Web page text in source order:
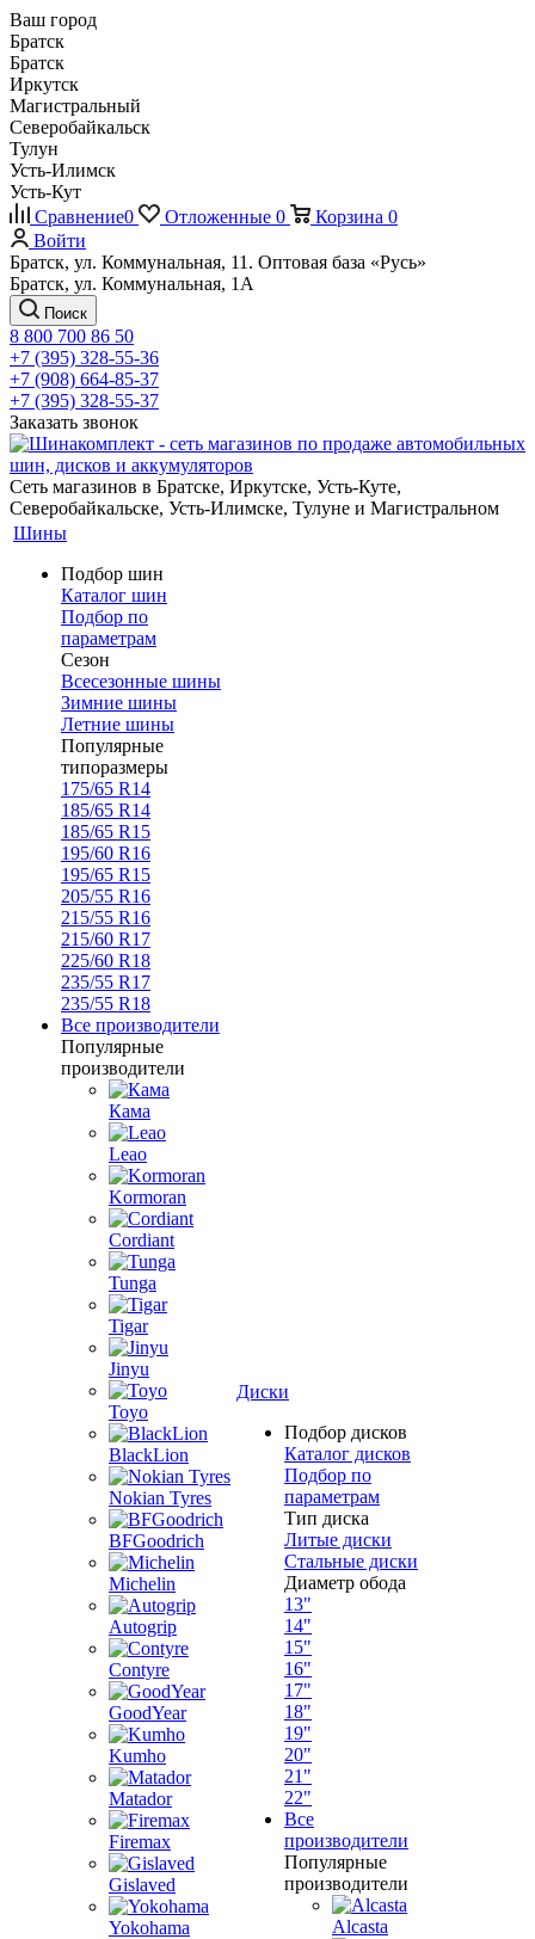
Ваш город
Братск
Братск
Иркутск
Магистральный
Северобайкальск
Тулун
Усть-Илимск
Усть-Кут
Сравнение0 Отложенные 0 Корзина 0
Войти
Братск, ул. Коммунальная, 11. Оптовая база «Русь»
Братск, ул. Коммунальная, 1А
Поиск
8 800 700 86 50
+7 (395) 328-55-36
+7 (908) 664-85-37
+7 (395) 328-55-37
Заказать звонок
Сеть магазинов в Братске, Иркутске, Усть-Куте,
Северобайкальске, Усть-Илимске, Тулуне и Магистральном
Шины
Подбор шин
Каталог шин
Подбор по
параметрам
Сезон
Всесезонные шины
Зимние шины
Летние шины
Популярные
типоразмеры
175/65 R14
185/65 R14
185/65 R15
195/60 R16
195/65 R15
205/55 R16
215/55 R16
215/60 R17
225/60 R18
235/55 R17
235/55 R18
Все производители
Популярные
производители
Кама
Leao
Kormoran
Cordiant
Tunga
Tigar
Jinyu
Toyo
BlackLion
Nokian Tyres
BFGoodrich
Michelin
Autogrip
Contyre
GoodYear
Kumho
Matador
Firemax
Gislaved
Yokohama
Диски
Подбор дисков
Каталог дисков
Подбор по
параметрам
Тип диска
Литые диски
Стальные диски
Диаметр обода
13"
14"
15"
16"
17"
18"
19"
20"
21"
22"
Все
производители
Популярные
производители
Alcasta